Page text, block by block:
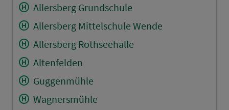
Allersberg Grundschule
Allersberg Mittelschule Wende
Allersberg Rothseehalle
Altenfelden
Guggenmühle
Wagnersmühle